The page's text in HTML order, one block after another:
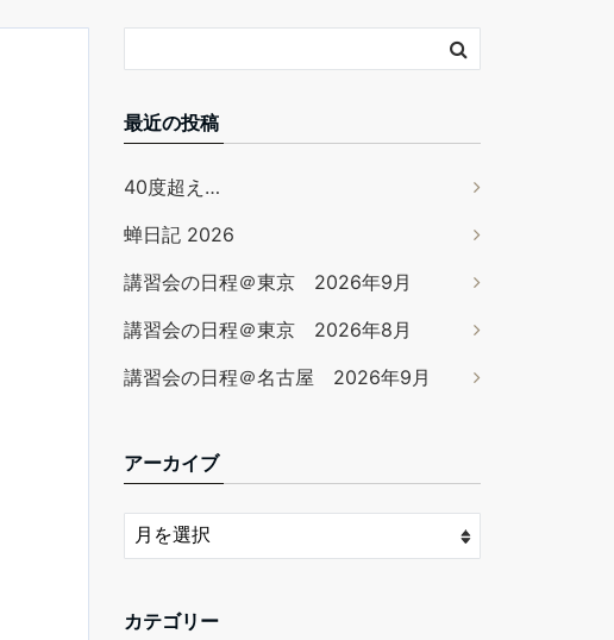
最近の投稿
40度超え…
蝉日記 2026
講習会の日程＠東京 2026年9月
講習会の日程＠東京 2026年8月
講習会の日程＠名古屋 2026年9月
アーカイブ
カテゴリー